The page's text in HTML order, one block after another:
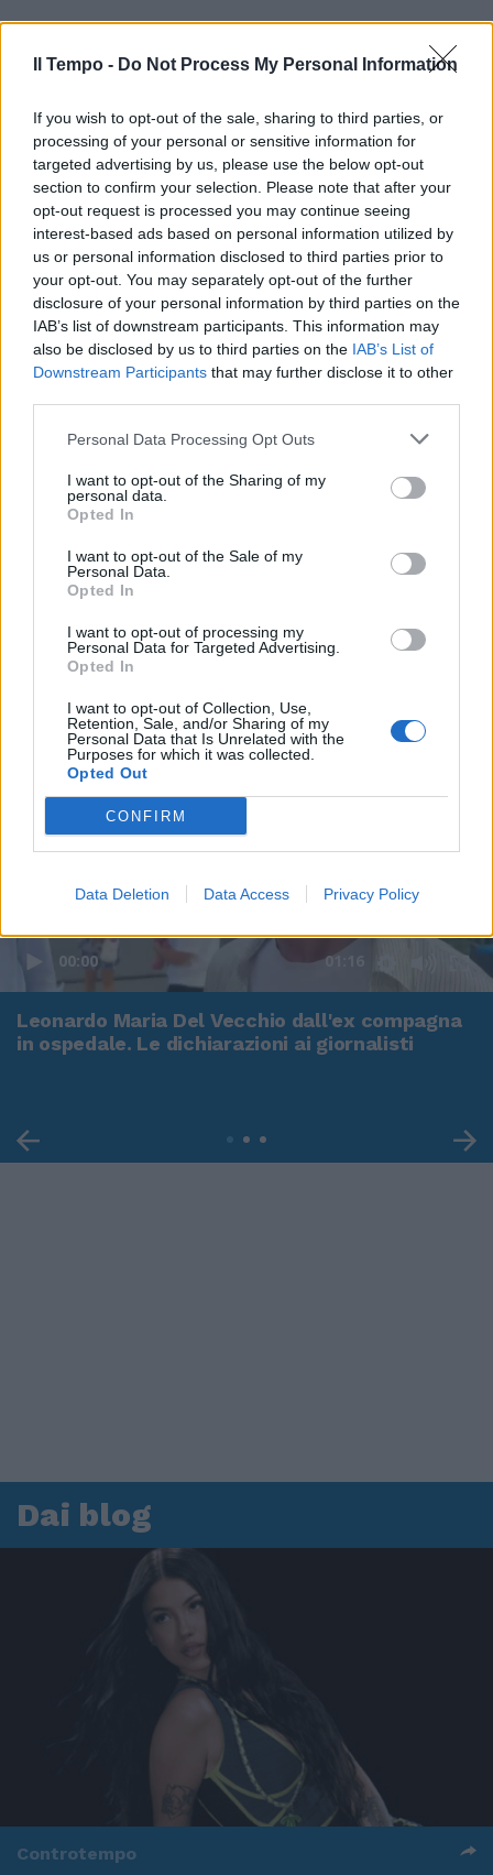
Il Tempo - Do Not Process My Personal Information
If you wish to opt-out of the sale, sharing to third parties, or
processing of your personal or sensitive information for
targeted advertising by us, please use the below opt-out
section to confirm your selection. Please note that after your
opt-out request is processed you may continue seeing
interest-based ads based on personal information utilized by
us or personal information disclosed to third parties prior to
your opt-out. You may separately opt-out of the further
disclosure of your personal information by third parties on the
IAB’s list of downstream participants. This information may
also be disclosed by us to third parties on the IAB’s List of
Downstream Participants that may further disclose it to other
Personal Data Processing Opt Outs
I want to opt-out of the Sharing of my
personal data.
Opted In
I want to opt-out of the Sale of my
Personal Data.
Opted In
I want to opt-out of processing my
Personal Data for Targeted Advertising.
Opted In
I want to opt-out of Collection, Use,
Retention, Sale, and/or Sharing of my
Personal Data that Is Unrelated with the
Purposes for which it was collected.
Opted Out
CONFIRM
Data Deletion Data Access Privacy Policy
00:00 01:16
Leonardo Maria Del Vecchio dall'ex compagna
in ospedale. Le dichiarazioni ai giornalisti
Dai blog
Controtempo